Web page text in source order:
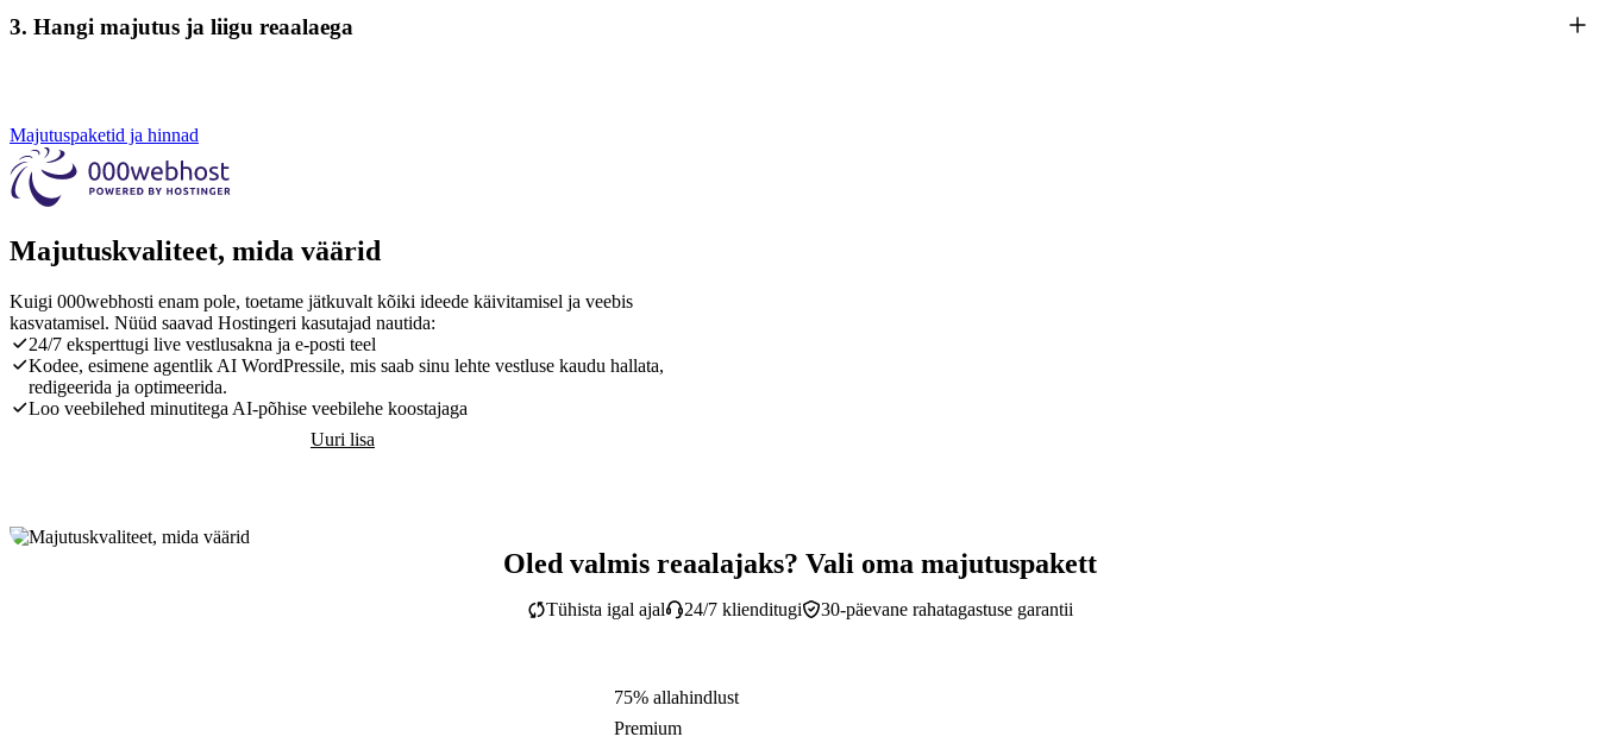
3. Hangi majutus ja liigu reaalaega
Majutuspaketid ja hinnad
Majutuskvaliteet, mida väärid
Kuigi 000webhosti enam pole, toetame jätkuvalt kõiki ideede käivitamisel ja veebis
kasvatamisel. Nüüd saavad Hostingeri kasutajad nautida:
24/7 eksperttugi live vestlusakna ja e-posti teel
Kodee, esimene agentlik AI WordPressile, mis saab sinu lehte vestluse kaudu hallata,
redigeerida ja optimeerida.
Loo veebilehed minutitega AI-põhise veebilehe koostajaga
Uuri lisa
Oled valmis reaalajaks? Vali oma majutuspakett
30-päevane rahatagastuse garantii
Tühista igal ajal 24/7 klienditugi
75% allahindlust
Premium